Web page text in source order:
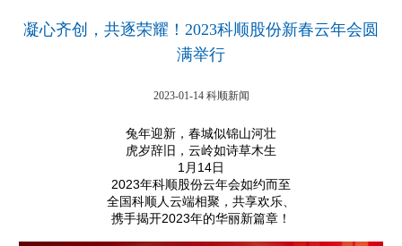
凝心齐创，共逐荣耀！2023科顺股份新春云年会圆
满举行
2023-01-14 科顺新闻
兔年迎新，春城似锦山河壮
虎岁辞旧，云岭如诗草木生
1月14日
2023年科顺股份云年会如约而至
全国科顺人云端相聚，共享欢乐、
携手揭开2023年的华丽新篇章！